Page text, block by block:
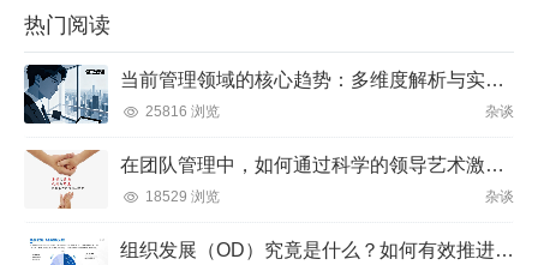
热门阅读
当前管理领域的核心趋势：多维度解析与实践方向
25816 浏览 杂谈
在团队管理中，如何通过科学的领导艺术激发成员潜力并实现目标？
18529 浏览 杂谈
组织发展（OD）究竟是什么？如何有效推进并解决企业管理难题？